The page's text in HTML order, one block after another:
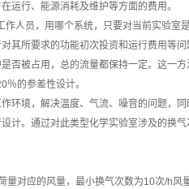
运行、能源消耗及维护等方面的费用。
人员，用哪个系统，只要对当前实验室是
其所要求的功能初次投资和运行费用等
否被占用，总的流量都保持一定。这一
的参差性设计。
境，解决温度、气流、噪音的问题，同
计。通过对此类型化学实验室涉及的换
对应的风量，最小换气次数为10次/h风量